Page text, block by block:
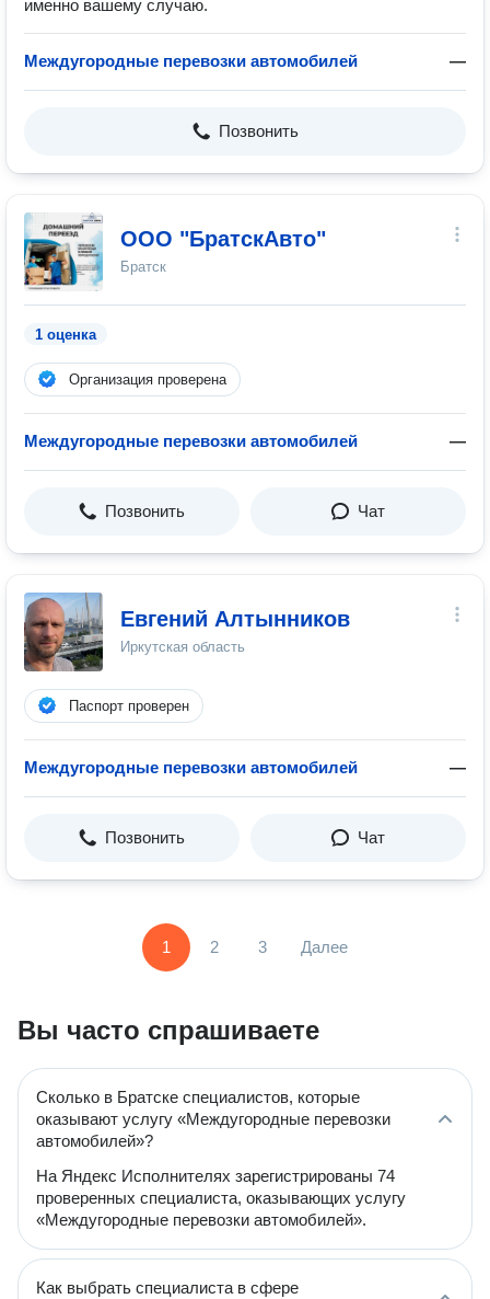
именно вашему случаю.
Междугородные перевозки автомобилей —
Позвонить
OOO "БратскАвто"
Братск
1 оценка
Организация проверена
Междугородные перевозки автомобилей —
Позвонить Чат
Евгений Алтынников
Иркутская область
Паспорт проверен
Междугородные перевозки автомобилей —
Позвонить Чат
1 2 3 Далее
Вы часто спрашиваете
Сколько в Братске специалистов, которые
оказывают услугу «Междугородные перевозки
автомобилей»?
На Яндекс Исполнителях зарегистрированы 74
проверенных специалиста, оказывающих услугу
«Междугородные перевозки автомобилей».
Как выбрать специалиста в сфере